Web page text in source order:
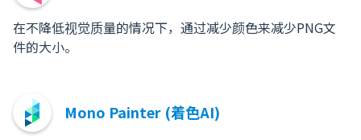
在不降低视觉质量的情况下，通过减少颜色来减少PNG文
件的大小。
Mono Painter (着色AI)